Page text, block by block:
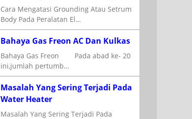
Cara Mengatasi Grounding Atau Setrum
Body Pada Peralatan El…
Bahaya Gas Freon AC Dan Kulkas
Bahaya Gas Freon Pada abad ke- 20
ini,jumlah pertumb…
Masalah Yang Sering Terjadi Pada
Water Heater
Masalah Yang Sering Terjadi Pada